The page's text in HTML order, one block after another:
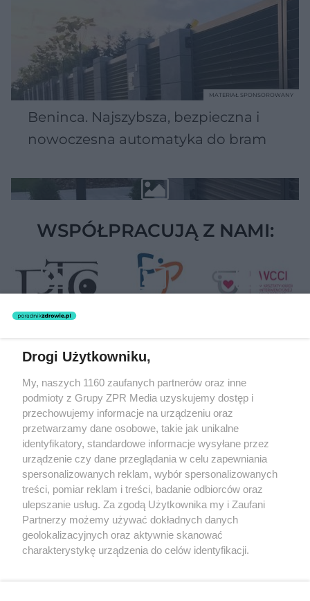
Beninca. Najszybsza, bezpieczna i
nowoczesna automatyka do bram
MATERIAŁ SPONSOROWANY
WSPÓŁPRACUJĄ Z NAMI:
Żaden utwór zamieszczony w serwisie nie może być powielany i
rozpowszechniany lub dalej rozpowszechniany w jakikolwiek sposób
(w tym także elektroniczny lub mechaniczny) na jakimkolwiek polu
eksploatacji w jakiejkolwiek formie, włącznie z umieszczaniem w
Internecie bez pisemnej zgody właściciela praw. Jakiekolwiek użycie
lub wykorzystanie utworów w całości lub w części z naruszeniem
prawa, tzn. bez właściwej zgody, jest zabronione pod groźbą kary i
może być ścigane prawnie.
O nas
Drogi Użytkowniku,
My, naszych 1160 zaufanych partnerów oraz inne
podmioty z Grupy ZPR Media uzyskujemy dostęp i
przechowujemy informacje na urządzeniu oraz
przetwarzamy dane osobowe, takie jak unikalne
identyfikatory, standardowe informacje wysyłane przez
urządzenie czy dane przeglądania w celu zapewniania
spersonalizowanych reklam, wybór spersonalizowanych
treści, pomiar reklam i treści, badanie odbiorców oraz
ulepszanie usług. Za zgodą Użytkownika my i Zaufani
Partnerzy możemy używać dokładnych danych
geolokalizacyjnych oraz aktywnie skanować
charakterystykę urządzenia do celów identyfikacji.